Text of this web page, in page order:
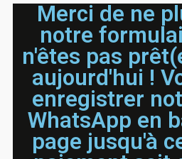
Merci de ne
notre
n'êtes pas
aujourd'hui !
enregistrer
WhatsApp en
page jusqu'à